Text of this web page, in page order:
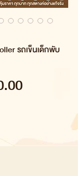
รถเข็นเด็กพับ
Price